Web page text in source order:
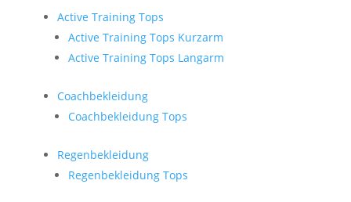
Active Training Tops
Active Training Tops Kurzarm
Active Training Tops Langarm
Coachbekleidung
Coachbekleidung Tops
Regenbekleidung
Regenbekleidung Tops